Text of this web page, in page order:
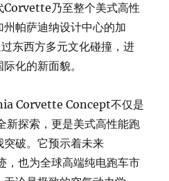
Corvette乃至整个美式高性
帕萨迪纳设计中心的加
东西方多元文化碰撞，进
化的新面貌。
Corvette Concept不仅是
探索，更是美式高性能跑
破。它预示着未来
也为全球高端纯电跑车市